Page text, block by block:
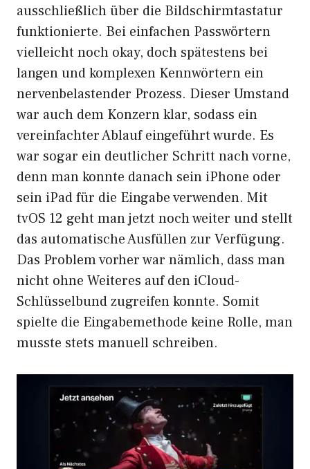
ausschließlich über die Bildschirmtastatur
funktionierte. Bei einfachen Passwörtern
vielleicht noch okay, doch spätestens bei
langen und komplexen Kennwörtern ein
nervenbelastender Prozess. Dieser Umstand
war auch dem Konzern klar, sodass ein
vereinfachter Ablauf eingeführt wurde. Es
war sogar ein deutlicher Schritt nach vorne,
denn man konnte danach sein iPhone oder
sein iPad für die Eingabe verwenden. Mit
tvOS 12 geht man jetzt noch weiter und stellt
das automatische Ausfüllen zur Verfügung.
Das Problem vorher war nämlich, dass man
nicht ohne Weiteres auf den iCloud-
Schlüsselbund zugreifen konnte. Somit
spielte die Eingabemethode keine Rolle, man
musste stets manuell schreiben.